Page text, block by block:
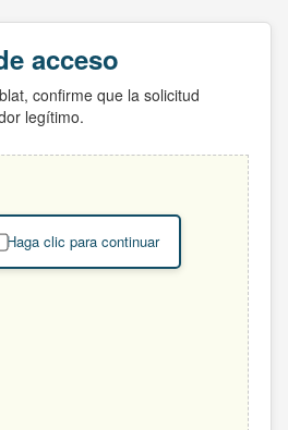
acceso
confirme que la solicitud
legítimo.
Haga clic para continuar